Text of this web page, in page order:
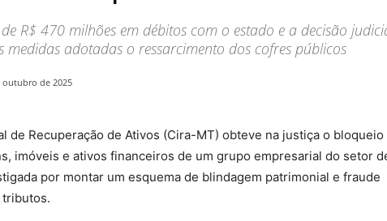
R$ 470 milhões em débitos com o estado e a decisão
medidas adotadas o ressarcimento dos cofres públicos
outubro de 2025
de Recuperação de Ativos (Cira-MT) obteve na justiça o bloqueio
imóveis e ativos financeiros de um grupo empresarial do setor
por montar um esquema de blindagem patrimonial e fraude